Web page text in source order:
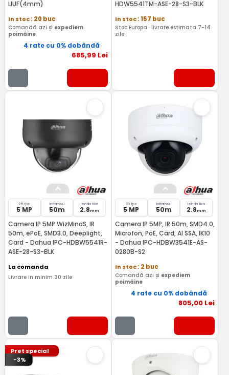
LIUF(4mm)
In stoc: 20 buc
Comandă azi și expediem
poimâine
4 rate cu 0% dobândă
685,99 Lei
HDW5541TM-ASE-28-S3-BLK
In stoc: 157 buc
Stoc Europa · livrare estimata 7-14
zile
25 fps
5 MP
Infrarosu
50m
lentila fixa
2.8mm
Camera IP 5MP WizMindS, IR
50m, ePoE, SMD3.0, Deeplight,
Card - Dahua IPC-HDBW5541R-
ASE-28-S3-BLK
La comanda
Livrare in minim 30 zile
20 fps
5 MP
Infrarosu
50m
lentila fixa
2.8mm
Camera IP 5MP, IR 50m, SMD4.0,
Microfon, PoE, Card, AI SSA, IK10
- Dahua IPC-HDBW3541E-AS-
0280B-S2
In stoc: 2 buc
Comandă azi și expediem
poimâine
4 rate cu 0% dobândă
805,00 Lei
Pret special
-3%